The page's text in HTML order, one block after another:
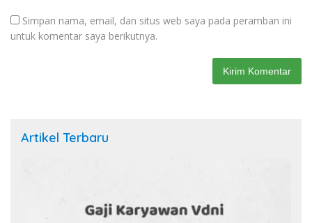
Simpan nama, email, dan situs web saya pada peramban ini
untuk komentar saya berikutnya.
Artikel Terbaru